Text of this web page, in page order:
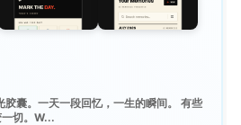
囊。一天一段回忆，一生的瞬间。 有些
切。W...